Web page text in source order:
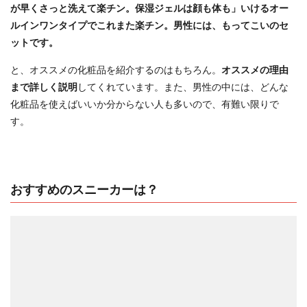
が早くさっと洗えて楽チン。保湿ジェルは顔も体も」いけるオー
ルインワンタイプでこれまた楽チン。男性には、もってこいのセ
ットです。
と、オススメの化粧品を紹介するのはもちろん。 オススメの理由
まで詳しく説明してくれています。また、男性の中には、どんな
化粧品を使えばいいか分からない人も多いので、有難い限りで
す。
おすすめのスニーカーは？